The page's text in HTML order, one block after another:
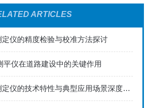
ARTICLES
定仪的精度检验与校准方法探讨
平仪在道路建设中的关键作用
Mini-Max测定仪的技术特性与典型应用场景深度解读